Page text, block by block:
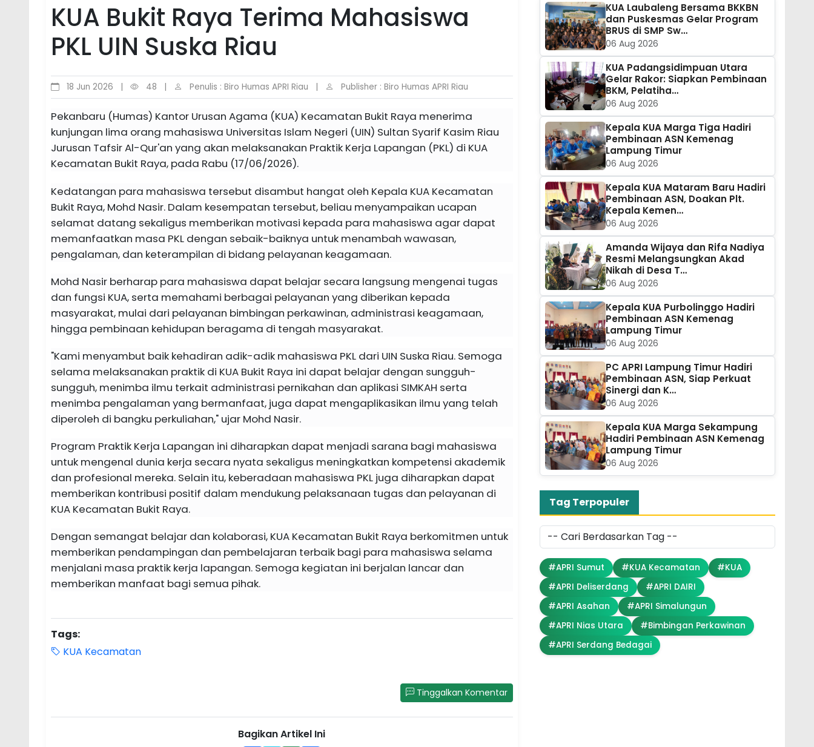
KUA Bukit Raya Terima Mahasiswa
PKL UIN Suska Riau
18 Jun 2026 48 Penulis : Biro Humas APRI Riau Publisher : Biro Humas APRI Riau
Pekanbaru (Humas) Kantor Urusan Agama (KUA) Kecamatan Bukit Raya menerima
kunjungan lima orang mahasiswa Universitas Islam Negeri (UIN) Sultan Syarif Kasim Riau
Jurusan Tafsir Al-Qur'an yang akan melaksanakan Praktik Kerja Lapangan (PKL) di KUA
Kecamatan Bukit Raya, pada Rabu (17/06/2026).
Kedatangan para mahasiswa tersebut disambut hangat oleh Kepala KUA Kecamatan
Bukit Raya, Mohd Nasir. Dalam kesempatan tersebut, beliau menyampaikan ucapan
selamat datang sekaligus memberikan motivasi kepada para mahasiswa agar dapat
memanfaatkan masa PKL dengan sebaik-baiknya untuk menambah wawasan,
pengalaman, dan keterampilan di bidang pelayanan keagamaan.
Mohd Nasir berharap para mahasiswa dapat belajar secara langsung mengenai tugas
dan fungsi KUA, serta memahami berbagai pelayanan yang diberikan kepada
masyarakat, mulai dari pelayanan bimbingan perkawinan, administrasi keagamaan,
hingga pembinaan kehidupan beragama di tengah masyarakat.
"Kami menyambut baik kehadiran adik-adik mahasiswa PKL dari UIN Suska Riau. Semoga
selama melaksanakan praktik di KUA Bukit Raya ini dapat belajar dengan sungguh-
sungguh, menimba ilmu terkait administrasi pernikahan dan aplikasi SIMKAH serta
menimba pengalaman yang bermanfaat, juga dapat mengaplikasikan ilmu yang telah
diperoleh di bangku perkuliahan," ujar Mohd Nasir.
Program Praktik Kerja Lapangan ini diharapkan dapat menjadi sarana bagi mahasiswa
untuk mengenal dunia kerja secara nyata sekaligus meningkatkan kompetensi akademik
dan profesional mereka. Selain itu, keberadaan mahasiswa PKL juga diharapkan dapat
memberikan kontribusi positif dalam mendukung pelaksanaan tugas dan pelayanan di
KUA Kecamatan Bukit Raya.
Dengan semangat belajar dan kolaborasi, KUA Kecamatan Bukit Raya berkomitmen untuk
memberikan pendampingan dan pembelajaran terbaik bagi para mahasiswa selama
menjalani masa praktik kerja lapangan. Semoga kegiatan ini berjalan lancar dan
memberikan manfaat bagi semua pihak.
Tags:
KUA Kecamatan
Tinggalkan Komentar
Bagikan Artikel Ini
KUA Laubaleng Bersama BKKBN
dan Puskesmas Gelar Program
BRUS di SMP Sw…
06 Aug 2026
KUA Padangsidimpuan Utara
Gelar Rakor: Siapkan Pembinaan
BKM, Pelatiha…
06 Aug 2026
Kepala KUA Marga Tiga Hadiri
Pembinaan ASN Kemenag
Lampung Timur
06 Aug 2026
Kepala KUA Mataram Baru Hadiri
Pembinaan ASN, Doakan Plt.
Kepala Kemen…
06 Aug 2026
Amanda Wijaya dan Rifa Nadiya
Resmi Melangsungkan Akad
Nikah di Desa T…
06 Aug 2026
Kepala KUA Purbolinggo Hadiri
Pembinaan ASN Kemenag
Lampung Timur
06 Aug 2026
PC APRI Lampung Timur Hadiri
Pembinaan ASN, Siap Perkuat
Sinergi dan K…
06 Aug 2026
Kepala KUA Marga Sekampung
Hadiri Pembinaan ASN Kemenag
Lampung Timur
06 Aug 2026
Tag Terpopuler
#APRI Sumut #KUA Kecamatan
#KUA
#APRI Deliserdang
#APRI DAIRI
#APRI Asahan
#APRI Simalungun
#APRI Nias Utara
#Bimbingan Perkawinan
#APRI Serdang Bedagai